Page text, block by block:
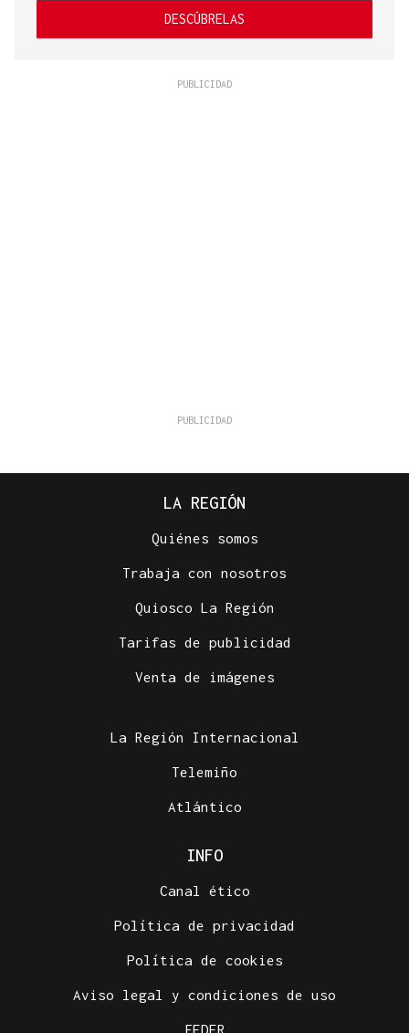
DESCÚBRELAS
LA REGIÓN
Quiénes somos
Trabaja con nosotros
Quiosco La Región
Tarifas de publicidad
Venta de imágenes
La Región Internacional
Telemiño
Atlántico
INFO
Canal ético
Política de privacidad
Política de cookies
Aviso legal y condiciones de uso
FEDER